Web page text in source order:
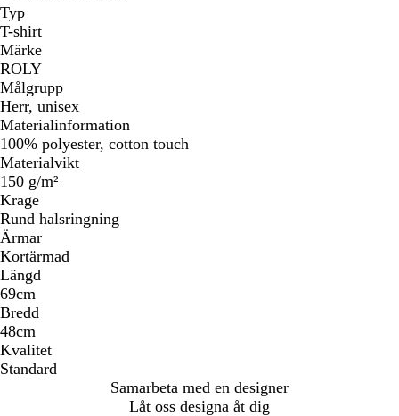
Typ
T-shirt
Märke
ROLY
Målgrupp
Herr, unisex
Materialinformation
100% polyester, cotton touch
Materialvikt
150 g/m²
Krage
Rund halsringning
Ärmar
Kortärmad
Längd
69cm
Bredd
48cm
Kvalitet
Standard
Samarbeta med en designer
Låt oss designa åt dig